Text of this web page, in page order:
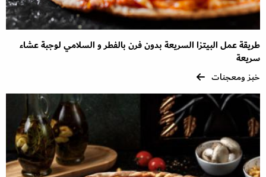
طريقة عمل البيتزا السريعة بدون فرن بالفطر و السلامي لوجبة عشاء
سريعة
خبز ومعجنات